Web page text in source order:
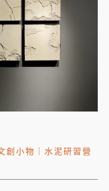
創小物
水泥研習營